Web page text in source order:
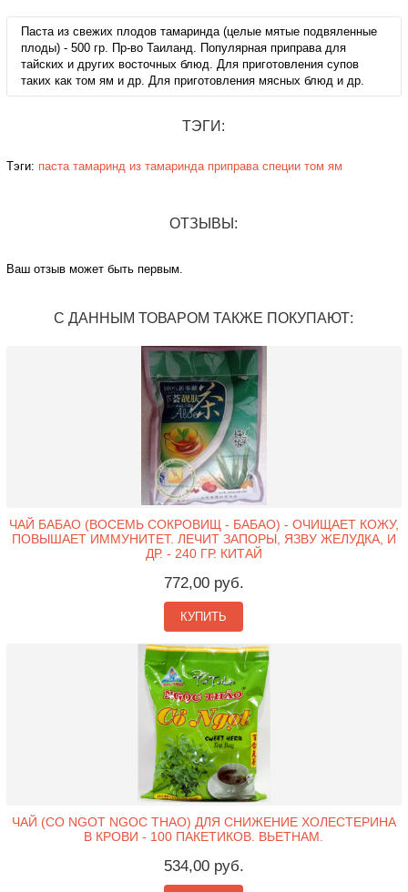
Паста из свежих плодов тамаринда (целые мятые подвяленные
плоды) - 500 гр. Пр-во Таиланд. Популярная приправа для
тайских и других восточных блюд. Для приготовления супов
таких как том ям и др. Для приготовления мясных блюд и др.
ТЭГИ:
Тэги: паста тамаринд из тамаринда приправа специи том ям
ОТЗЫВЫ:
Ваш отзыв может быть первым.
С ДАННЫМ ТОВАРОМ ТАКЖЕ ПОКУПАЮТ:
ЧАЙ БАБАО (ВОСЕМЬ СОКРОВИЩ - БАБАО) - ОЧИЩАЕТ КОЖУ,
ПОВЫШАЕТ ИММУНИТЕТ. ЛЕЧИТ ЗАПОРЫ, ЯЗВУ ЖЕЛУДКА, И
ДР. - 240 ГР. КИТАЙ
772,00 руб.
КУПИТЬ
ЧАЙ (CO NGOT NGOC THAO) ДЛЯ СНИЖЕНИЕ ХОЛЕСТЕРИНА
В КРОВИ - 100 ПАКЕТИКОВ. ВЬЕТНАМ.
534,00 руб.